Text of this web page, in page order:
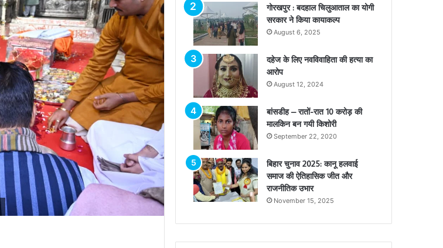
गोरखपुर : बदहाल चिलुआताल का योगी
सरकार ने किया कायाकल्प
August 6, 2025
दहेज के लिए नवविवाहिता की हत्या का
आरोप
August 12, 2024
बांसडीह – रातों-रात 10 करोड़ की
मालकिन बन गयी किशोरी
September 22, 2020
बिहार चुनाव 2025: कानू हलवाई
समाज की ऐतिहासिक जीत और
राजनीतिक उभार
November 15, 2025